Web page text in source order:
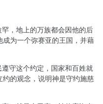
，地上的万族都会因他的后
为一个弥赛亚的王国，并藉
守这个约定，国家和百姓就
的观念，说明神是守约施慈